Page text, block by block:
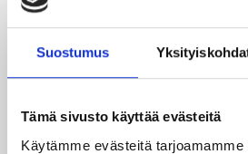
Suostumus
Tämä sivusto käyttää evästeitä
Käytämme evästeitä
/sarjat_tulokset/
Päivitetty 21.11.2007